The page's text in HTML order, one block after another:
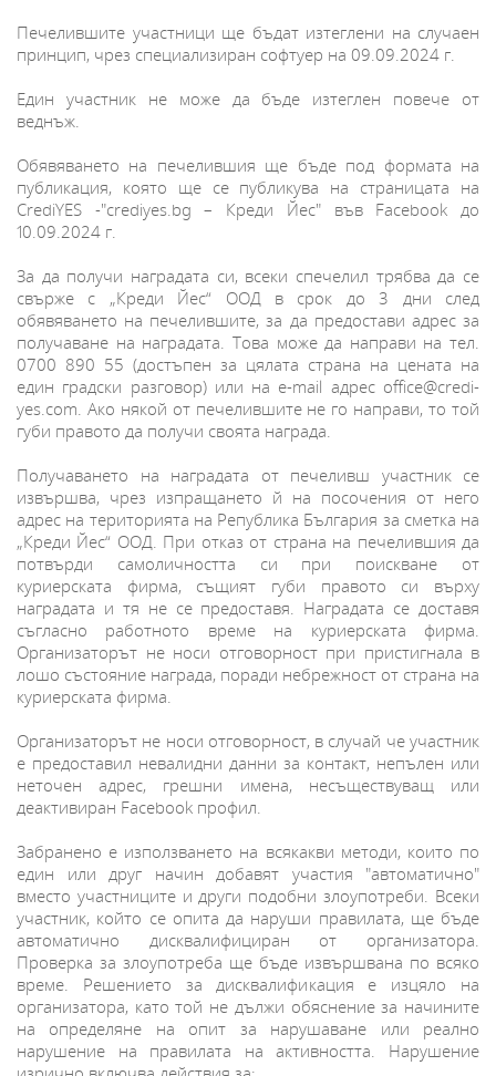
Печелившите участници ще бъдат изтеглени на случаен
принцип, чрез специализиран софтуер на 09.09.2024 г.
Един участник не може да бъде изтеглен повече от
веднъж.
Обявяването на печелившия ще бъде под формата на
публикация, която ще се публикува на страницата на
CrediYES -"crediyes.bg – Креди Йес" във Facebook до
10.09.2024 г.
За да получи наградата си, всеки спечелил трябва да се
свърже с „Креди Йес“ ООД в срок до 3 дни след
обявяването на печелившите, за да предостави адрес за
получаване на наградата. Това може да направи на тел.
0700 890 55 (достъпен за цялата страна на цената на
един градски разговор) или на e-mail адрес office@credi-
yes.com. Ако някой от печелившите не го направи, то той
губи правото да получи своята награда.
Получаването на наградата от печеливш участник се
извършва, чрез изпращането й на посочения от него
адрес на територията на Република България за сметка на
„Креди Йес“ ООД. При отказ от страна на печелившия да
потвърди самоличността си при поискване от
куриерската фирма, същият губи правото си върху
наградата и тя не се предоставя. Наградата се доставя
съгласно работното време на куриерската фирма.
Организаторът не носи отговорност при пристигнала в
лошо състояние награда, поради небрежност от страна на
куриерската фирма.
Организаторът не носи отговорност, в случай че участник
е предоставил невалидни данни за контакт, непълен или
неточен адрес, грешни имена, несъществуващ или
деактивиран Facebook профил.
Забранено е използването на всякакви методи, които по
един или друг начин добавят участия "автоматично"
вместо участниците и други подобни злоупотреби. Всеки
участник, който се опита да наруши правилата, ще бъде
автоматично дисквалифициран от организатора.
Проверка за злоупотреба ще бъде извършвана по всяко
време. Решението за дисквалификация е изцяло на
организатора, като той не дължи обяснение за начините
на определяне на опит за нарушаване или реално
нарушение на правилата на активността. Нарушение